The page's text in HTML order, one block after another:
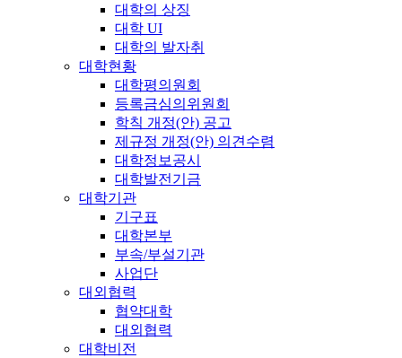
대학의 상징
대학 UI
대학의 발자취
대학현황
대학평의원회
등록금심의위원회
학칙 개정(안) 공고
제규정 개정(안) 의견수렴
대학정보공시
대학발전기금
대학기관
기구표
대학본부
부속/부설기관
사업단
대외협력
협약대학
대외협력
대학비전